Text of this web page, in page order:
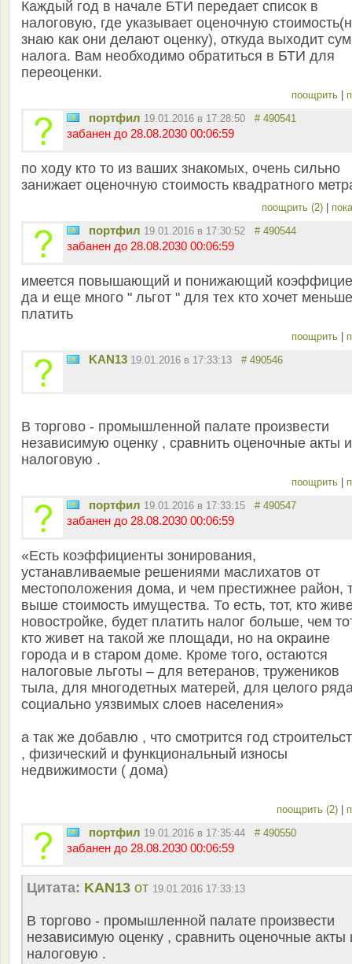
Каждый год в начале БТИ передает список в
налоговую, где указывает оценочную
знаю как они делают оценку), откуда выходит
налога. Вам необходимо обратиться в БТИ для
переоценки.
поощрить
портфил 19.01.2016 в 17:28:50 # 490541
забанен до 28.08.2030 00:06:59
по ходу кто то из ваших знакомых, очень сильно
занижает оценочную стоимость квадратного
поощрить (2)
портфил 19.01.2016 в 17:30:52 # 490544
забанен до 28.08.2030 00:06:59
имеется повышающий и понижающий
да и еще много " льгот " для тех кто хочет меньше
платить
поощрить
KAN13 19.01.2016 в 17:33:13 # 490546
В торгово - промышленной палате произвести
независимую оценку , сравнить оценочные акты
налоговую .
поощрить
портфил 19.01.2016 в 17:33:15 # 490547
забанен до 28.08.2030 00:06:59
«Есть коэффициенты зонирования,
устанавливаемые решениями маслихатов от
местоположения дома, и чем престижнее район,
выше стоимость имущества. То есть, тот, кто
новостройке, будет платить налог больше, чем
кто живет на такой же площади, но на окраине
города и в старом доме. Кроме того, остаются
налоговые льготы – для ветеранов, тружеников
тыла, для многодетных матерей, для целого
социально уязвимых слоев населения»
а так же добавлю , что смотрится год
, физический и функциональный износы
недвижимости ( дома)
поощрить (2)
портфил 19.01.2016 в 17:35:44 # 490550
забанен до 28.08.2030 00:06:59
Цитата: KAN13 от 19.01.2016 17:33:13
В торгово - промышленной палате произвести
независимую оценку , сравнить оценочные акты
налоговую .